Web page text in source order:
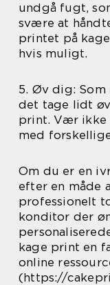
undgå fugt,
svære at
printet på
hvis muligt.
5. Øv dig: Som
det tage lidt
print. Vær ikke
med
Om du er en
efter en måde
professionelt
konditor der
kage print en
online
(https://